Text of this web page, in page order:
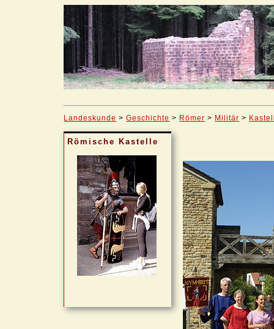
Landeskunde >Geschichte > Römer > Militär >
Römische Kastelle